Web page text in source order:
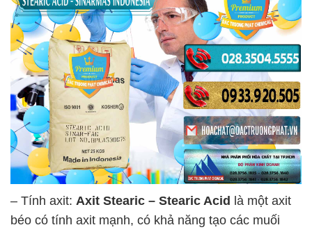
– Tính axit: Axit Stearic – Stearic Acid là một axit
béo có tính axit mạnh, có khả năng tạo các muối